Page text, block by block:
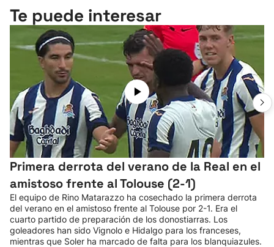
Te puede interesar
Primera derrota del verano de la Real en el
amistoso frente al Tolouse (2-1)
El equipo de Rino Matarazzo ha cosechado la primera derrota
del verano en el amistoso frente al Tolouse por 2-1. Era el
cuarto partido de preparación de los donostiarras. Los
goleadores han sido Vignolo e Hidalgo para los franceses,
mientras que Soler ha marcado de falta para los blanquiazules.